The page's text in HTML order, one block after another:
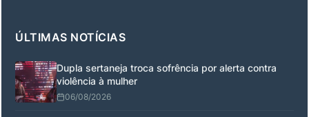
ÚLTIMAS NOTÍCIAS
Dupla sertaneja troca sofrência por alerta contra
violência à mulher
06/08/2026